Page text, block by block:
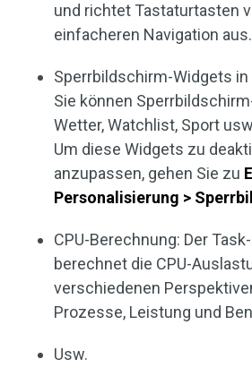
und richtet Tastaturtasten
einfacheren Navigation aus.
Sperrbildschirm-Widgets in
Sie können
Wetter, Watchlist, Sport
Um diese Widgets zu
anzupassen, gehen Sie zu
Personalisierung >
CPU-Berechnung: Der
berechnet die CPU-
verschiedenen
Prozesse, Leistung und
Usw.